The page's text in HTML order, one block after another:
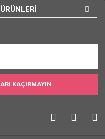
KAÇIRMAYIN